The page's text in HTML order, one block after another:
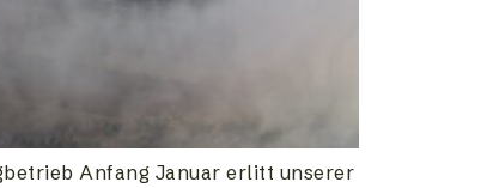
Anfang Januar erlitt unserer